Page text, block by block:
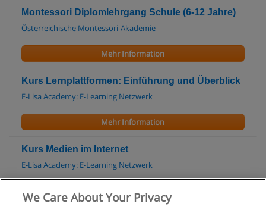
Montessori Diplomlehrgang Schule (6-12 Jahre)
Österreichische Montessori-Akademie
Mehr Information
Kurs Lernplattformen: Einführung und Überblick
E-Lisa Academy: E-Learning Netzwerk
Mehr Information
Kurs Medien im Internet
E-Lisa Academy: E-Learning Netzwerk
Mehr Information
We Care About Your Privacy